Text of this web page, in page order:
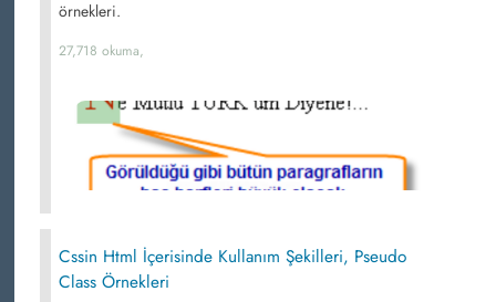
örnekleri.
27,718 okuma,
Cssin Html İçerisinde Kullanım Şekilleri, Pseudo
Class Örnekleri